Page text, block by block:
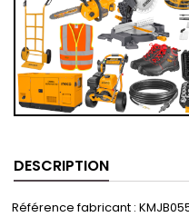
DESCRIPTION
Référence fabricant :